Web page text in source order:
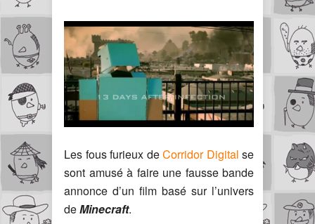
Les fous furieux deCorridor Digital se
sont amusé à faire une fausse bande
annonce d’un film basé sur l’univers
deMinecraft.